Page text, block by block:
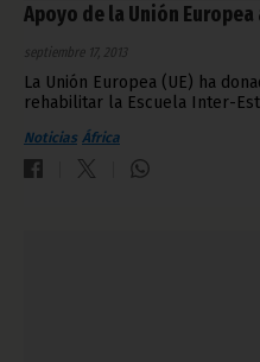
Apoyo de la Unión Europea
septiembre 17, 2013
La Unión Europea (UE) ha
rehabilitar la Escuela Inter-
Noticias África